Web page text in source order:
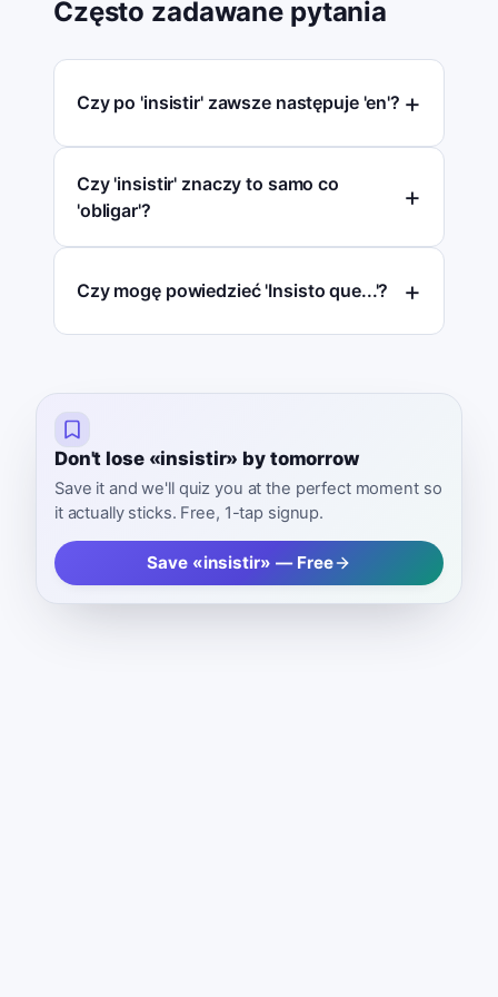
Często zadawane pytania
Czy po 'insistir' zawsze następuje 'en'?
Czy 'insistir' znaczy to samo co
'obligar'?
Czy mogę powiedzieć 'Insisto que...'?
Don't lose «insistir» by tomorrow
Save it and we'll quiz you at the perfect moment so
it actually sticks. Free, 1-tap signup.
Save «insistir» — Free